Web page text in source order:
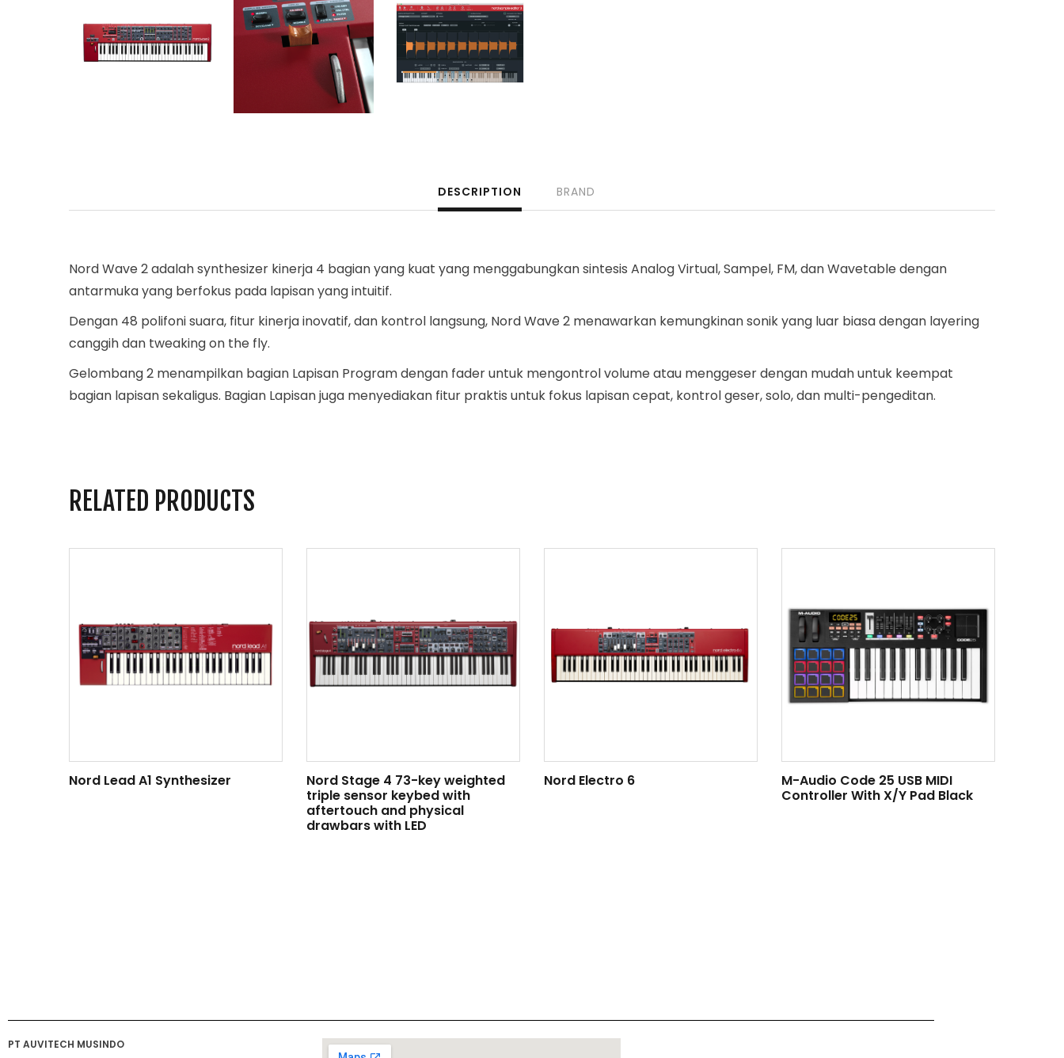
DESCRIPTION BRAND
Nord Wave 2 adalah synthesizer kinerja 4 bagian yang kuat yang menggabungkan sintesis Analog Virtual, Sampel, FM, dan Wavetable dengan
antarmuka yang berfokus pada lapisan yang intuitif.
Dengan 48 polifoni suara, fitur kinerja inovatif, dan kontrol langsung, Nord Wave 2 menawarkan kemungkinan sonik yang luar biasa dengan layering
canggih dan tweaking on the fly.
Gelombang 2 menampilkan bagian Lapisan Program dengan fader untuk mengontrol volume atau menggeser dengan mudah untuk keempat
bagian lapisan sekaligus. Bagian Lapisan juga menyediakan fitur praktis untuk fokus lapisan cepat, kontrol geser, solo, dan multi-pengeditan.
RELATED PRODUCTS
Nord Lead A1 Synthesizer
Nord Stage 4 73-key weighted
triple sensor keybed with
aftertouch and physical
drawbars with LED
Nord Electro 6
M-Audio Code 25 USB MIDI
Controller With X/Y Pad Black
PT AUVITECH MUSINDO